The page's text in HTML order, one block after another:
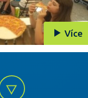
Více